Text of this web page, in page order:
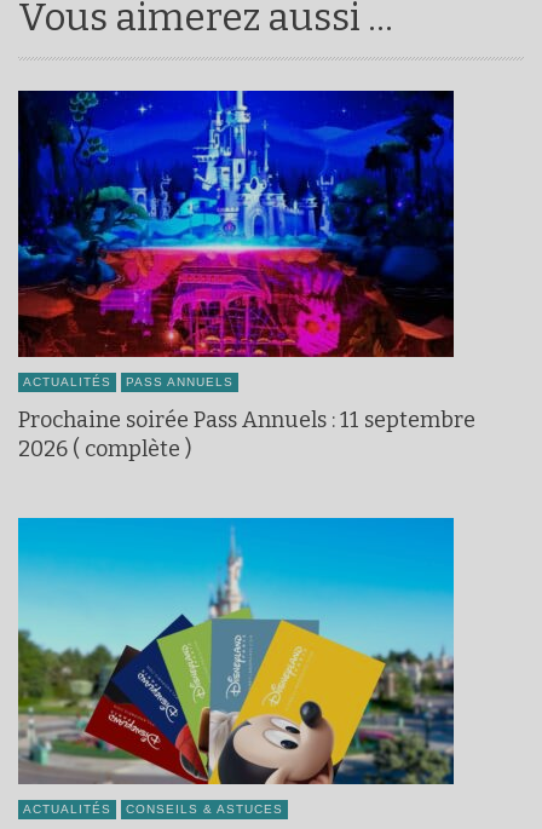
Vous aimerez aussi ...
ACTUALITÉS PASS ANNUELS
Prochaine soirée Pass Annuels : 11 septembre
2026 ( complète )
ACTUALITÉS CONSEILS & ASTUCES